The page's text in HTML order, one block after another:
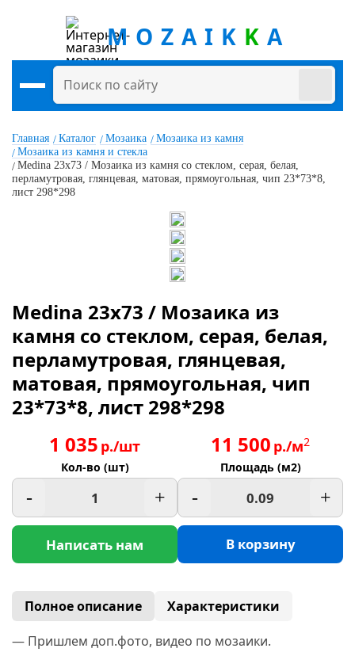
MOZAIK K A
Главная Каталог Мозаика
Мозаика из камня
Мозаика из камня и стекла
Medina 23x73 / Мозаика из камня со стеклом, серая, белая,
перламутровая, глянцевая, матовая, прямоугольная, чип 23*73*8,
лист 298*298
Medina 23x73 / Мозаика из
камня со стеклом, серая, белая,
перламутровая, глянцевая,
матовая, прямоугольная, чип
23*73*8, лист 298*298
1 035 р./шт
Кол-во (шт)
- +
Написать нам
11 500 р./м2
Площадь (м2)
- +
В корзину
Полное описание
Характеристики
— Пришлем доп.фото, видео по мозаики.